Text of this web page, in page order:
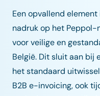
Een opvallend
nadruk op het
voor veilige en
België. Dit sluit aan bij
het standaard
B2B e-invoicing, ook